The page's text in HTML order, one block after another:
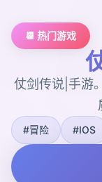
📆 热门游戏
仗剑传说|手游
#冒险 #IOS